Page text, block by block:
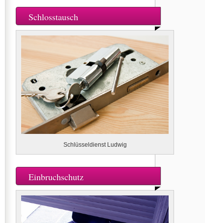
Schlosstausch
Schlüsseldienst Ludwig
Einbruchschutz